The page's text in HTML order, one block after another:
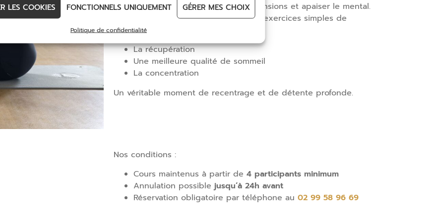
LES COOKIES FONCTIONNELS UNIQUEMENT GÉRER MES CHOIX
Politique de confidentialité
Un temps pour ralentir, relâcher les tensions et apaiser le mental.
À travers la respiration guidée et des exercices simples de
relaxation, la séance favorise :
La récupération
Une meilleure qualité de sommeil
La concentration
Un véritable moment de recentrage et de détente profonde.
Nos conditions :
Cours maintenus à partir de 4 participants minimum
Annulation possible jusqu’à 24h avant
Réservation obligatoire par téléphone au 02 99 58 96 69